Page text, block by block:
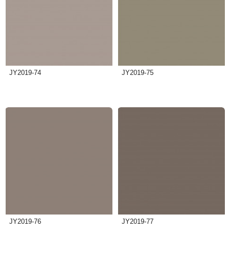
JY2019-74 JY2019-75
JY2019-76 JY2019-77